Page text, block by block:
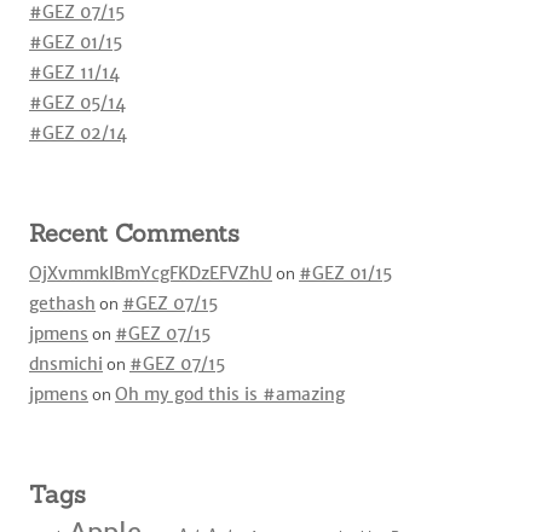
#GEZ 07/15
#GEZ 01/15
#GEZ 11/14
#GEZ 05/14
#GEZ 02/14
Recent Comments
OjXvmmkIBmYcgFKDzEFVZhU on #GEZ 01/15
gethash on #GEZ 07/15
jpmens on #GEZ 07/15
dnsmichi on #GEZ 07/15
jpmens on Oh my god this is #amazing
Tags